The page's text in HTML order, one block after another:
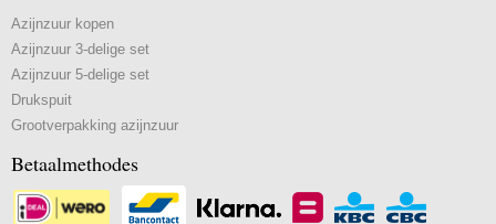
Azijnzuur kopen
Azijnzuur 3-delige set
Azijnzuur 5-delige set
Drukspuit
Grootverpakking azijnzuur
Betaalmethodes